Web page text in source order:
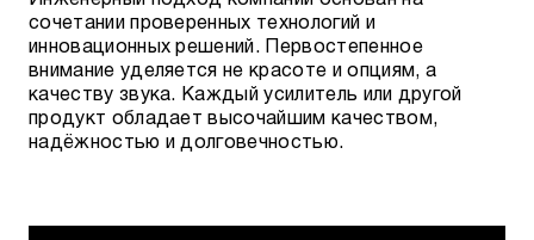
сочетании проверенных технологий и
инновационных решений. Первостепенное
внимание уделяется не красоте и опциям, а
качеству звука. Каждый усилитель или другой
продукт обладает высочайшим качеством,
надёжностью и долговечностью.